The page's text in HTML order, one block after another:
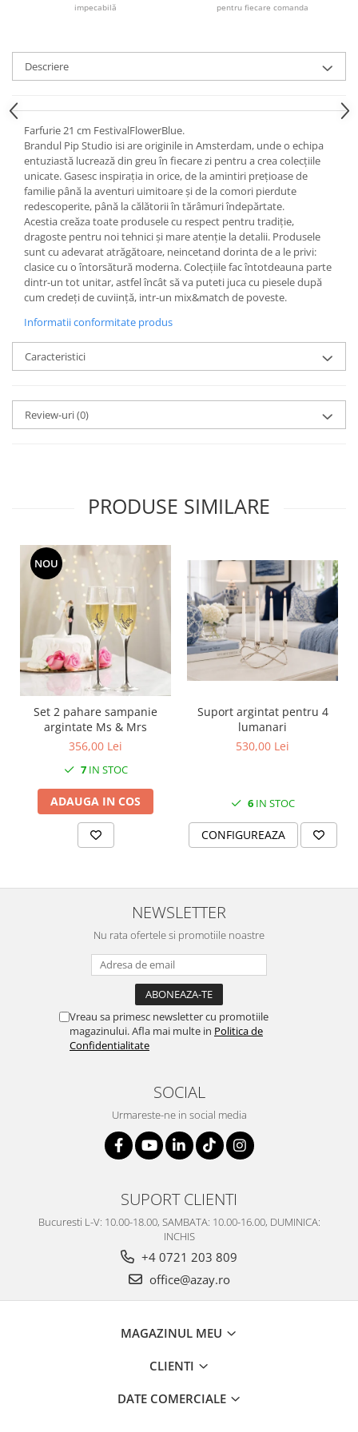
CORNUCOPIA
INTAGLIO
JASPER CONRAN GOLD
RENAISSANCE GOLD
ANTHEMION BLUE
BUTTERFLY BLOOM
OLD COUNTRY ROSES
PASHMINA
SIGNET PLATINUM
CELESTIAL GOLD
NATURE
CHINOISERIE WHITE
JASPER CONRAN WHITE
GILDED MUSE
WONDERLUST
MORRIS&AMP;CO
SERENDIPITY GOLD
SERENDIPITY PLATINUM
PATCHWORK WILLOW
HIBISCUS
SWAN
FLORENTINE TURQUOISE
ANTHEMION GREY
ORCHARD
CREATURES OF CURIOSITY
JARDIN
SERENDIPITY WHITE
FLOWER FESTIVAL BLUE
FLOWER FESTIVAL RED
LOVE BIRDS
CHIQUE VERDE
CHIQUE ROZ
CHIQUE STRIPES VERDE
Royal White
CHIQUE STRIPES GALBEN
CHIQUE GALBEN
impecabilă pentru fiecare comanda
Descriere
Farfurie 21 cm FestivalFlowerBlue.
Brandul Pip Studio isi are originile in Amsterdam, unde o echipa
entuziastă lucrează din greu în fiecare zi pentru a crea colecțiile
unicate. Gasesc inspirația in orice, de la amintiri prețioase de
familie până la aventuri uimitoare și de la comori pierdute
redescoperite, până la călătorii în tărâmuri îndepărtate.
Acestia creăza toate produsele cu respect pentru tradiție,
dragoste pentru noi tehnici și mare atenție la detalii. Produsele
sunt cu adevarat atrăgătoare, neincetand dorinta de a le privi:
clasice cu o întorsătură moderna. Colecțiile fac întotdeauna parte
dintr-un tot unitar, astfel încât să va puteti juca cu piesele după
cum credeți de cuviință, intr-un mix&match de poveste.
Informatii conformitate produs
Caracteristici
Review-uri(0)
PRODUSE SIMILARE
NOU
Set 2 pahare sampanie
argintate Ms & Mrs
356,00 Lei
7IN STOC
ADAUGA IN COS
Suport argintat pentru 4
lumanari
530,00 Lei
6IN STOC
CONFIGUREAZA
NEWSLETTER
Nu rata ofertele si promotiile noastre
Vreau sa primesc newsletter cu promotiile
magazinului. Afla mai multe in Politica de
Confidentialitate
SOCIAL
Urmareste-ne in social media
SUPORT CLIENTI
Bucuresti L-V: 10.00-18.00, SAMBATA: 10.00-16.00, DUMINICA:
INCHIS
+4 0721 203 809
office@azay.ro
MAGAZINUL MEU
CLIENTI
DATE COMERCIALE